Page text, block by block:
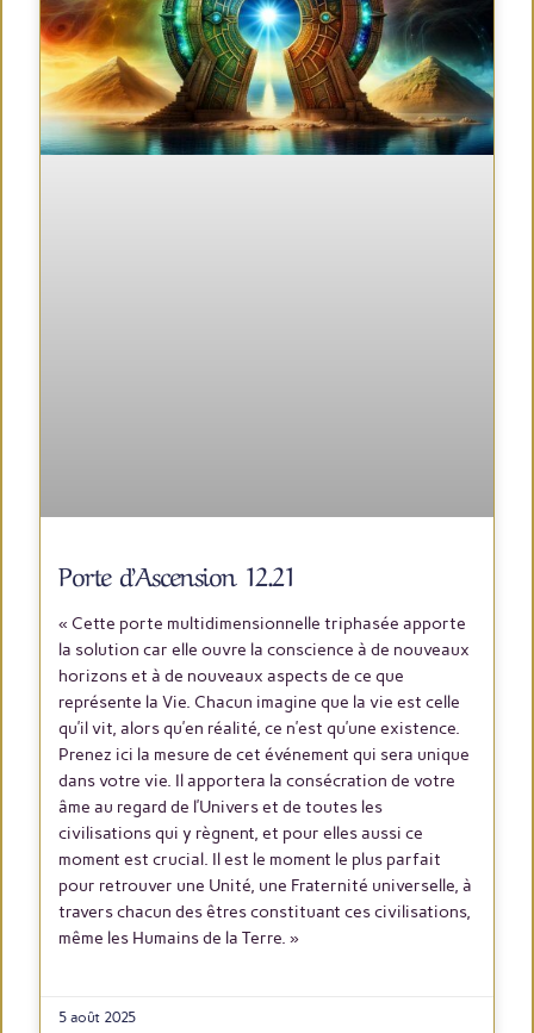
Porte d’Ascension 12.21​
« Cette porte multidimensionnelle triphasée apporte
la solution car elle ouvre la conscience à de nouveaux
horizons et à de nouveaux aspects de ce que
représente la Vie. Chacun imagine que la vie est celle
qu’il vit, alors qu’en réalité, ce n’est qu’une existence.
Prenez ici la mesure de cet événement qui sera unique
dans votre vie. Il apportera la consécration de votre
âme au regard de l’Univers et de toutes les
civilisations qui y règnent, et pour elles aussi ce
moment est crucial. Il est le moment le plus parfait
pour retrouver une Unité, une Fraternité universelle, à
travers chacun des êtres constituant ces civilisations,
même les Humains de la Terre. »
5 août 2025